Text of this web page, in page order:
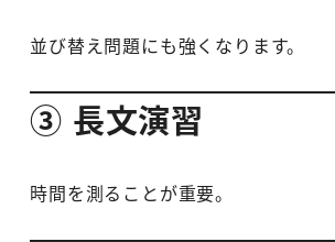
並び替え問題にも強くなります。
③ 長文演習
時間を測ることが重要。